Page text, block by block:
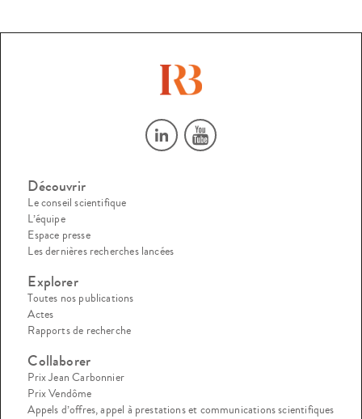
Découvrir
Le conseil scientifique
L’équipe
Espace presse
Les dernières recherches lancées
Explorer
Toutes nos publications
Actes
Rapports de recherche
Collaborer
Prix Jean Carbonnier
Prix Vendôme
Appels d’offres, appel à prestations et communications scientifiques